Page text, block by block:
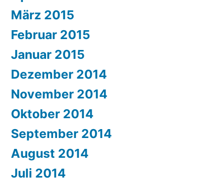
März 2015
Februar 2015
Januar 2015
Dezember 2014
November 2014
Oktober 2014
September 2014
August 2014
Juli 2014